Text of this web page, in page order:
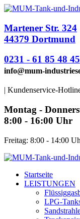
Martener Str. 324
44379 Dortmund
0231 - 61 85 48 45
info@mum-
| Kundenservice-
Montag -
8:00 - 16:00 Uhr
Freitag: 8:00 - 14:00
Start­sei­te
LEISTUNGEN
LPG-